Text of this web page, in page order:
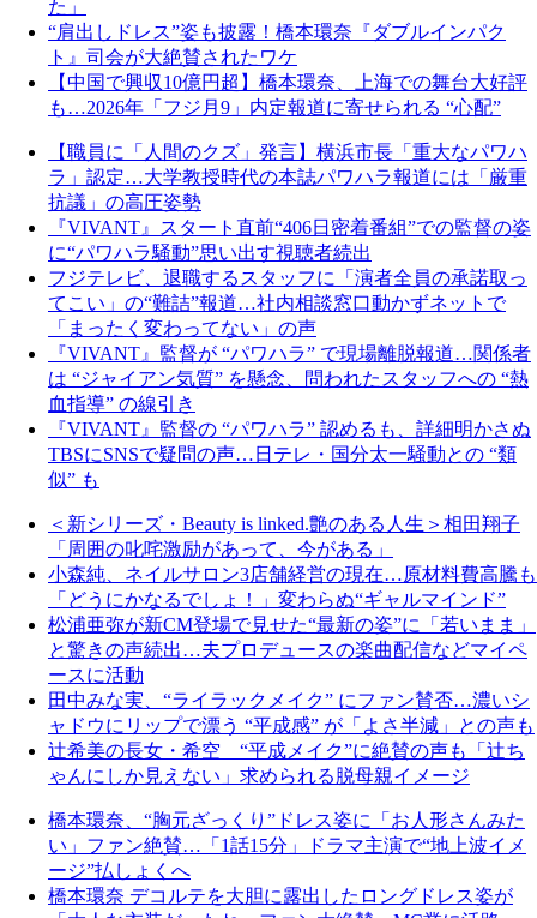
た」
“肩出しドレス”姿も披露！橋本環奈『ダブルインパク
ト』司会が大絶賛されたワケ
【中国で興収10億円超】橋本環奈、上海での舞台大好評
も…2026年「フジ月9」内定報道に寄せられる “心配”
【職員に「人間のクズ」発言】横浜市長「重大なパワハ
ラ」認定…大学教授時代の本誌パワハラ報道には「厳重
抗議」の高圧姿勢
『VIVANT』スタート直前“406日密着番組”での監督の姿
に“パワハラ騒動”思い出す視聴者続出
フジテレビ、退職するスタッフに「演者全員の承諾取っ
てこい」の“難詰”報道…社内相談窓口動かずネットで
「まったく変わってない」の声
『VIVANT』監督が “パワハラ” で現場離脱報道…関係者
は “ジャイアン気質” を懸念、問われたスタッフへの “熱
血指導” の線引き
『VIVANT』監督の “パワハラ” 認めるも、詳細明かさぬ
TBSにSNSで疑問の声…日テレ・国分太一騒動との “類
似” も
＜新シリーズ・Beauty is linked.艶のある人生＞相田翔子
「周囲の叱咤激励があって、今がある」
小森純、ネイルサロン3店舗経営の現在…原材料費高騰も
「どうにかなるでしょ！」変わらぬ“ギャルマインド”
松浦亜弥が新CM登場で見せた“最新の姿”に「若いまま」
と驚きの声続出…夫プロデュースの楽曲配信などマイペ
ースに活動
田中みな実、“ライラックメイク” にファン賛否…濃いシ
ャドウにリップで漂う “平成感” が「よさ半減」との声も
辻希美の長女・希空 “平成メイク”に絶賛の声も「辻ち
ゃんにしか見えない」求められる脱母親イメージ
橋本環奈、“胸元ざっくり”ドレス姿に「お人形さんみた
い」ファン絶賛…「1話15分」ドラマ主演で“地上波イメ
ージ”払しょくへ
橋本環奈 デコルテを大胆に露出したロングドレス姿が